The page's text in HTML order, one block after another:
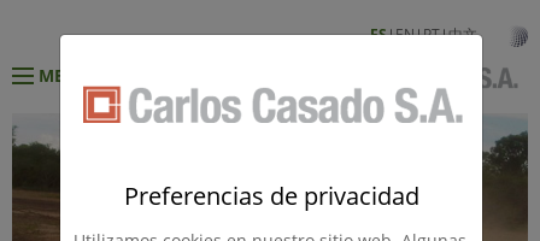
ES EN PT 中文
MENÚ
Preferencias de privacidad